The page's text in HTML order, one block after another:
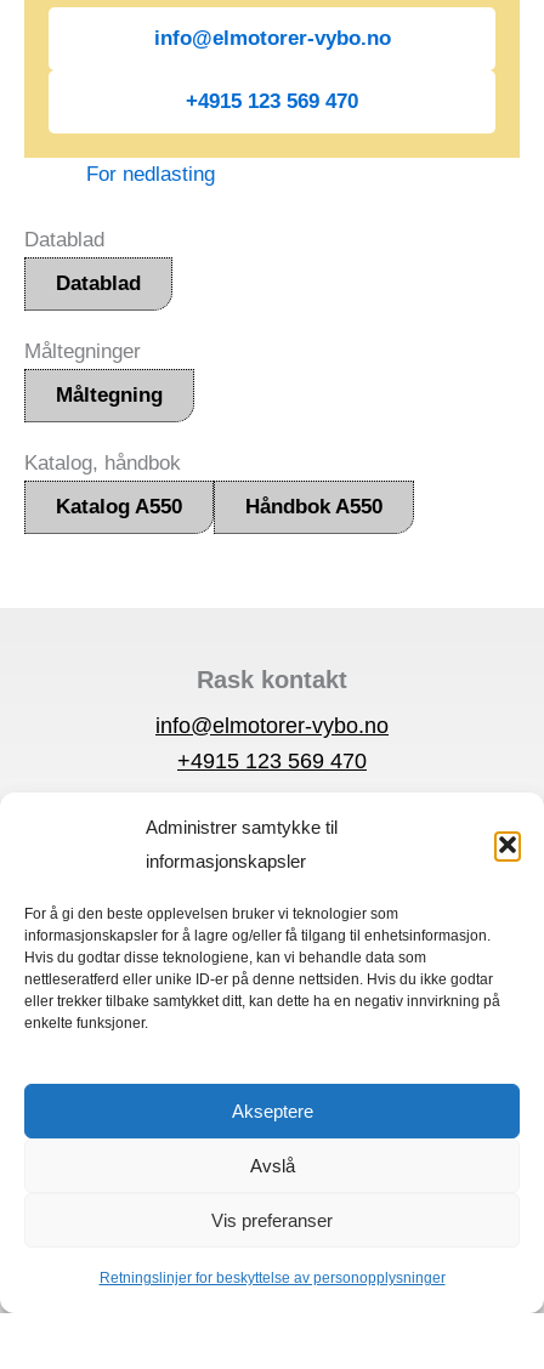
Administrer samtykke til
informasjonskapsler
For å gi den beste opplevelsen bruker vi teknologier som
informasjonskapsler for å lagre og/eller få tilgang til enhetsinformasjon.
Hvis du godtar disse teknologiene, kan vi behandle data som
nettleseratferd eller unike ID-er på denne nettsiden. Hvis du ikke godtar
eller trekker tilbake samtykket ditt, kan dette ha en negativ innvirkning på
enkelte funksjoner.
Akseptere
Avslå
Vis preferanser
Retningslinjer for beskyttelse av personopplysninger
info@elmotorer-vybo.no
+4915 123 569 470
For nedlasting
Datablad
Datablad
Måltegninger
Måltegning
Katalog, håndbok
Katalog A550
Håndbok A550
Rask kontakt
info@elmotorer-vybo.no
+4915 123 569 470
Personvernerklæring
Vilkår og betingelser
Hurtigmeny
Elmotorer
Frekvensomformer